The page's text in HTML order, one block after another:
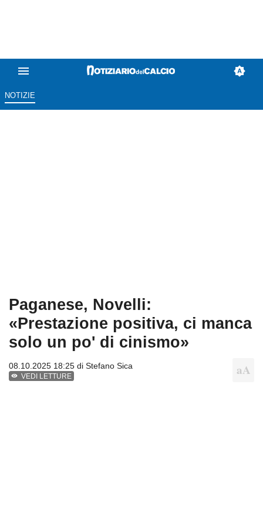
NOTIZIE
Paganese, Novelli:
«Prestazione positiva, ci manca
solo un po' di cinismo»
08.10.2025 18:25 di Stefano Sica
VEDI LETTURE